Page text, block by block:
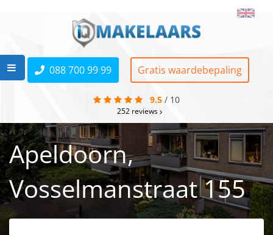
088 700 99 99 Gratis waardebepaling
9.5 / 10
252 reviews
Apeldoorn,
Vosselmanstraat 155